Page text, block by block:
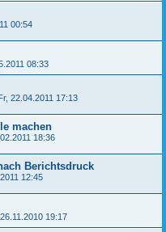
00:54
08:33
22.04.2011 17:13
machen
18:36
Berichtsdruck
12:45
19:17